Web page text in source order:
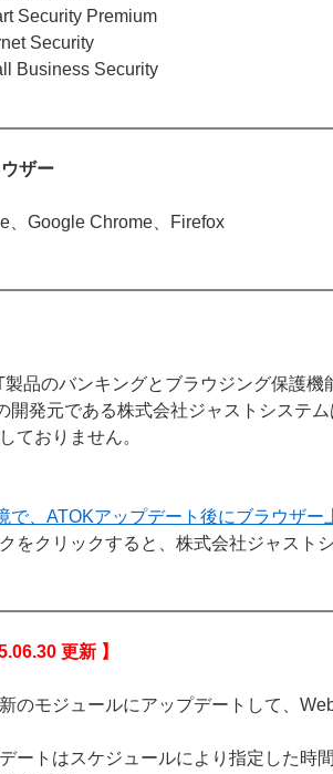
Security Premium
Security
Business Security
ザー
、Google Chrome、Firefox
品のバンキングとブラウジング保護
開発元である株式会社ジャストシステ
ておりません。
で、ATOKアップデート後にブラウザ
クをクリックすると、株式会社ジャス
更新 】
のモジュールにアップデートして、
ートはスケジュールにより指定した時